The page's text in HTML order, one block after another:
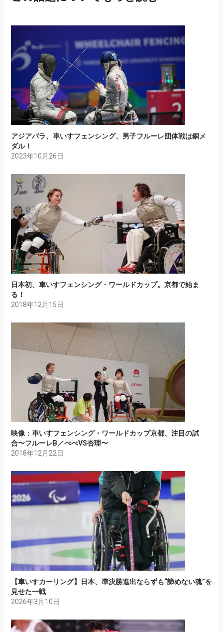
アジアパラ、車いすフェンシング、男子フルーレ団体戦は銅メ
ダル！
2023年10月26日
日本初、車いすフェンシング・ワールドカップ。京都で始ま
る！
2018年12月15日
映像：車いすフェンシング・ワールドカップ京都、注目の試
合〜フルーレB／べべVS杏理〜
2018年12月22日
【車いすカーリング】日本、準決勝進出ならずも“諦めない魂”を
見せた一戦
2026年3月10日